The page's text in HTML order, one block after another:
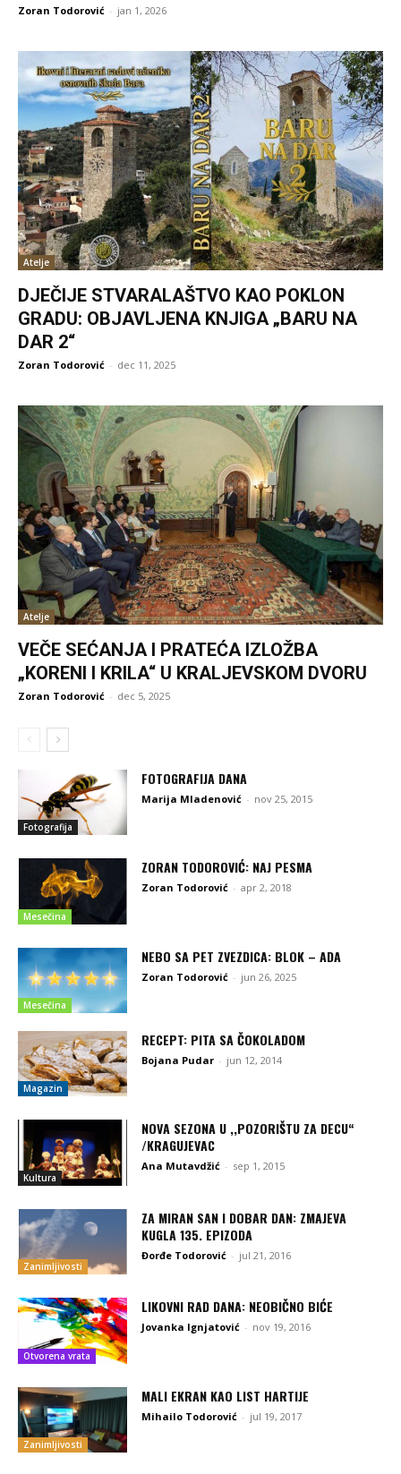
Zoran Todorović - jan 1, 2026
Atelje
DJEČIJE STVARALAŠTVO KAO POKLON
GRADU: OBJAVLJENA KNJIGA „BARU NA
DAR 2“
Zoran Todorović - dec 11, 2025
Atelje
VEČE SEĆANJA I PRATEĆA IZLOŽBA
„KORENI I KRILA“ U KRALJEVSKOM DVORU
Zoran Todorović - dec 5, 2025
Fotografija
FOTOGRAFIJA DANA
Marija Mladenović - nov 25, 2015
Mesečina
ZORAN TODOROVIĆ: NAJ PESMA
Zoran Todorović - apr 2, 2018
Mesečina
NEBO SA PET ZVEZDICA: BLOK – ADA
Zoran Todorović - jun 26, 2025
Magazin
RECEPT: PITA SA ČOKOLADOM
Bojana Pudar - jun 12, 2014
Kultura
NOVA SEZONA U ,,POZORIŠTU ZA DECU“
/KRAGUJEVAC
Ana Mutavdžić - sep 1, 2015
Zanimljivosti
ZA MIRAN SAN I DOBAR DAN: ZMAJEVA
KUGLA 135. EPIZODA
Đorđe Todorović - jul 21, 2016
Otvorena vrata
LIKOVNI RAD DANA: NEOBIČNO BIĆE
Jovanka Ignjatović - nov 19, 2016
Zanimljivosti
MALI EKRAN KAO LIST HARTIJE
Mihailo Todorović - jul 19, 2017